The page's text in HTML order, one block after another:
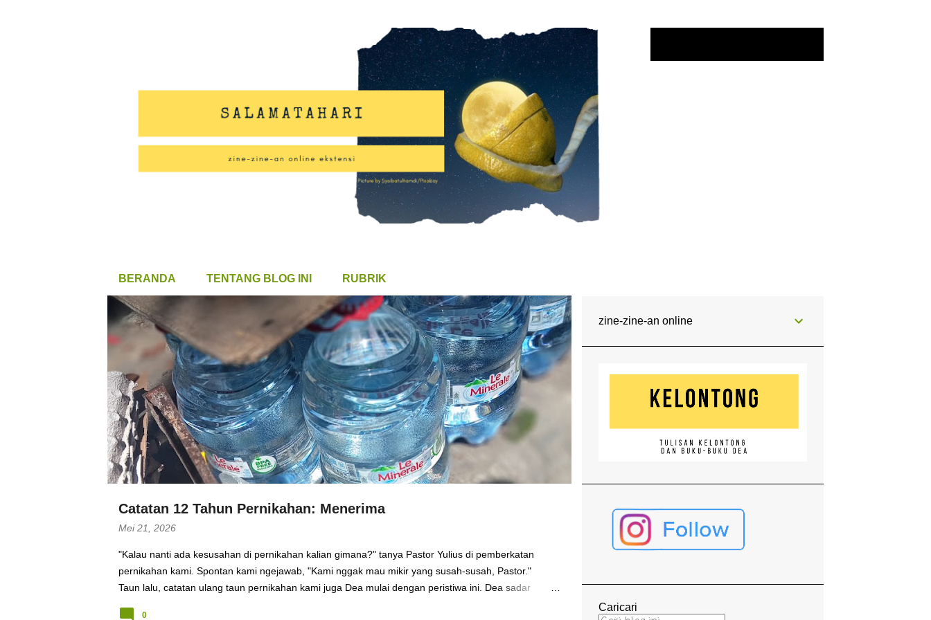
BERANDA TENTANG BLOG INI RUBRIK
P
o
s
t
i
n
g
Catatan 12 Tahun Pernikahan: Menerima
Mei 21, 2026
SALAMATAHARIKANPAUS
"Kalau nanti ada kesusahan di pernikahan kalian gimana?" tanya Pastor Yulius di pemberkatan
pernikahan kami. Spontan kami ngejawab, "Kami nggak mau mikir yang susah-susah, Pastor."
Taun lalu, catatan ulang taun pernikahan kami juga Dea mulai dengan peristiwa ini. Dea sadar
0
zine-zine-an online
Caricari